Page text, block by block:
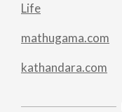
Life
mathugama.com
kathandara.com